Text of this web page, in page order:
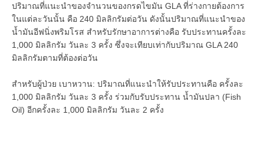
ปริมาณที่แนะนำของจำนวนของกรดไขมัน GLA ที่ร่างกายต้องการ
ในแต่ละวันนั้น คือ 240 มิลลิกรัมต่อวัน ดังนั้นปริมาณที่แนะนำของ
น้ำมันอีฟนิ่งพริมโรส สำหรับรักษาอาการต่างคือ รับประทานครั้งละ
1,000 มิลลิกรัม วันละ 3 ครั้ง ซึ่งจะเทียบเท่ากับปริมาณ GLA 240
มิลลิกรัมตามที่ต้องต่อวัน
สำหรับผู้ป่วย เบาหวาน: ปริมาณที่แนะนำให้รับประทานคือ ครั้งละ
1,000 มิลลิกรัม วันละ 3 ครั้ง ร่วมกับรับประทาน น้ำมันปลา (Fish
Oil) อีกครั้งละ 1,000 มิลลิกรัม วันละ 2 ครั้ง